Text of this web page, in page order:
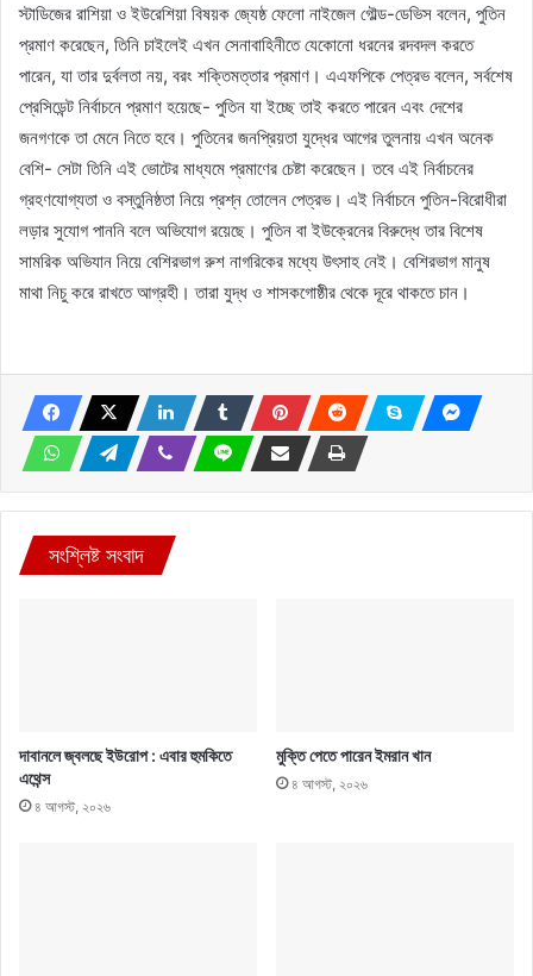
স্টাডিজের রাশিয়া ও ইউরেশিয়া বিষয়ক জ্যেষ্ঠ ফেলো নাইজেল গৌল্ড-ডেভিস বলেন, পুতিন
প্রমাণ করেছেন, তিনি চাইলেই এখন সেনাবাহিনীতে যেকোনো ধরনের রদবদল করতে
পারেন, যা তার দুর্বলতা নয়, বরং শক্তিমত্তার প্রমাণ। এএফপিকে পেত্রভ বলেন, সর্বশেষ
প্রেসিডেন্ট নির্বাচনে প্রমাণ হয়েছে- পুতিন যা ইচ্ছে তাই করতে পারেন এবং দেশের
জনগণকে তা মেনে নিতে হবে। পুতিনের জনপ্রিয়তা যুদ্ধের আগের তুলনায় এখন অনেক
বেশি- সেটা তিনি এই ভোটের মাধ্যমে প্রমাণের চেষ্টা করেছেন। তবে এই নির্বাচনের
গ্রহণযোগ্যতা ও বস্তুনিষ্ঠতা নিয়ে প্রশ্ন তোলেন পেত্রভ। এই নির্বাচনে পুতিন-বিরোধীরা
লড়ার সুযোগ পাননি বলে অভিযোগ রয়েছে। পুতিন বা ইউক্রেনের বিরুদ্ধে তার বিশেষ
সামরিক অভিযান নিয়ে বেশিরভাগ রুশ নাগরিকের মধ্যে উৎসাহ নেই। বেশিরভাগ মানুষ
মাথা নিচু করে রাখতে আগ্রহী। তারা যুদ্ধ ও শাসকগোষ্ঠীর থেকে দূরে থাকতে চান।
সংশ্লিষ্ট সংবাদ
দাবানলে জ্বলছে ইউরোপ : এবার হুমকিতে
এথেন্স
৪ আগস্ট, ২০২৬
মুক্তি পেতে পারেন ইমরান খান
৪ আগস্ট, ২০২৬